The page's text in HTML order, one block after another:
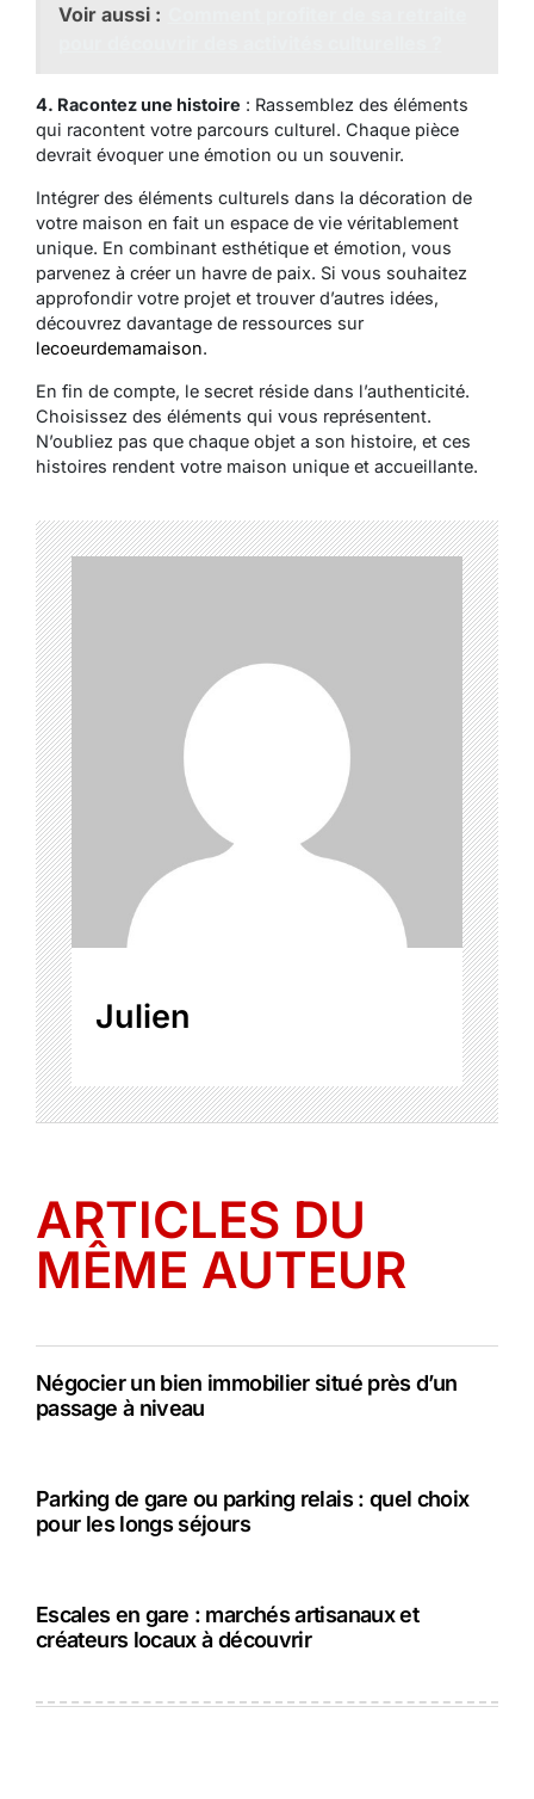
Voir aussi :
4. Racontez une histoire : Rassemblez des éléments
qui racontent votre parcours culturel. Chaque pièce
devrait évoquer une émotion ou un souvenir.
Intégrer des éléments culturels dans la décoration de
votre maison en fait un espace de vie véritablement
unique. En combinant esthétique et émotion, vous
parvenez à créer un havre de paix. Si vous souhaitez
approfondir votre projet et trouver d’autres idées,
découvrez davantage de ressources sur
lecoeurdemamaison.
En fin de compte, le secret réside dans l’authenticité.
Choisissez des éléments qui vous représentent.
N’oubliez pas que chaque objet a son histoire, et ces
histoires rendent votre maison unique et accueillante.
Julien
ARTICLES DU
MÊME AUTEUR
Négocier un bien immobilier situé près d’un
passage à niveau
Parking de gare ou parking relais : quel choix
pour les longs séjours
Escales en gare : marchés artisanaux et
créateurs locaux à découvrir